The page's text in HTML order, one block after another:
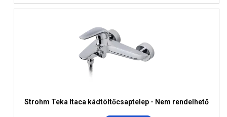
Strohm Teka Itaca kádtöltőcsaptelep - Nem rendelhető